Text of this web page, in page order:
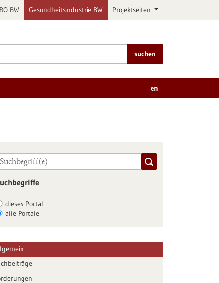
BW Gesundheitsindustrie BW Projektseiten
suchen
en
dieses Portal
alle Portale